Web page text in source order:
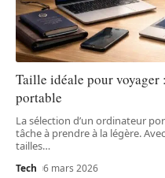
Taille idéale pour voyager
portable
La sélection d’un ordinateur
tâche à prendre à la légère.
tailles…
Tech 6 mars 2026